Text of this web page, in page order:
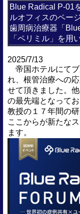
Blue Radical P-01
ルオフィスのペー
歯周病治療器「
「ペリミル」を用
2025/7/13
帝国ホテルにてブ
れ、根管治療への
せて頂きました。
の最先端となって
教授の１７年間の
ここからが新たな
ます。